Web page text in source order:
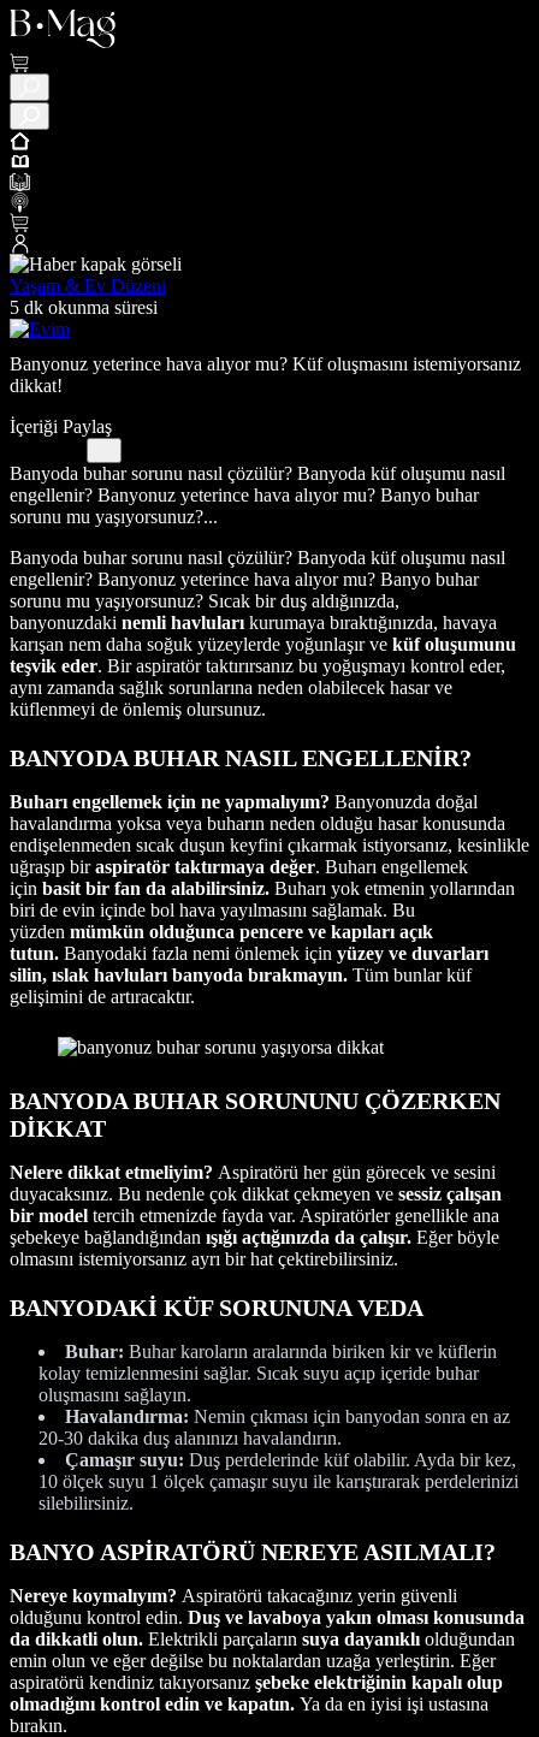
Yaşam & Ev Düzeni
5 dk okunma süresi
Banyonuz yeterince hava alıyor mu? Küf oluşmasını istemiyorsanız
dikkat!
İçeriği Paylaş
Banyoda buhar sorunu nasıl çözülür? Banyoda küf oluşumu nasıl
engellenir? Banyonuz yeterince hava alıyor mu? Banyo buhar
sorunu mu yaşıyorsunuz?...
Banyoda buhar sorunu nasıl çözülür? Banyoda küf oluşumu nasıl
engellenir? Banyonuz yeterince hava alıyor mu? Banyo buhar
sorunu mu yaşıyorsunuz? Sıcak bir duş aldığınızda,
banyonuzdaki nemli havluları kurumaya bıraktığınızda, havaya
karışan nem daha soğuk yüzeylerde yoğunlaşır ve küf oluşumunu
teşvik eder. Bir aspiratör taktırırsanız bu yoğuşmayı kontrol eder,
aynı zamanda sağlık sorunlarına neden olabilecek hasar ve
küflenmeyi de önlemiş olursunuz.
BANYODA BUHAR NASIL ENGELLENİR?
Buharı engellemek için ne yapmalıyım? Banyonuzda doğal
havalandırma yoksa veya buharın neden olduğu hasar konusunda
endişelenmeden sıcak duşun keyfini çıkarmak istiyorsanız, kesinlikle
uğraşıp biraspiratör taktırmaya değer. Buharı engellemek
için basit bir fan da alabilirsiniz. Buharı yok etmenin yollarından
biri de evin içinde bol hava yayılmasını sağlamak. Bu
yüzden mümkün olduğunca pencere ve kapıları açık
tutun. Banyodaki fazla nemi önlemek için yüzey ve duvarları
silin, ıslak havluları banyoda bırakmayın. Tüm bunlar küf
gelişimini de artıracaktır.
BANYODA BUHAR SORUNUNU ÇÖZERKEN
DİKKAT
Nelere dikkat etmeliyim? Aspiratörü her gün görecek ve sesini
duyacaksınız. Bu nedenle çok dikkat çekmeyen ve sessiz çalışan
bir model tercih etmenizde fayda var. Aspiratörler genellikle ana
şebekeye bağlandığından ışığı açtığınızda da çalışır. Eğer böyle
olmasını istemiyorsanız ayrı bir hat çektirebilirsiniz.
BANYODAKİ KÜF SORUNUNA VEDA
Buhar: Buhar karoların aralarında biriken kir ve küflerin
kolay temizlenmesini sağlar. Sıcak suyu açıp içeride buhar
oluşmasını sağlayın.
Havalandırma: Nemin çıkması için banyodan sonra en az
20-30 dakika duş alanınızı havalandırın.
Çamaşır suyu: Duş perdelerinde küf olabilir. Ayda bir kez,
10 ölçek suyu 1 ölçek çamaşır suyu ile karıştırarak perdelerinizi
silebilirsiniz.
BANYO ASPİRATÖRÜ NEREYE ASILMALI?
Nereye koymalıyım? Aspiratörü takacağınız yerin güvenli
olduğunu kontrol edin. Duş ve lavaboya yakın olması konusunda
da dikkatli olun. Elektrikli parçaların suya dayanıklı olduğundan
emin olun ve eğer değilse bu noktalardan uzağa yerleştirin. Eğer
aspiratörü kendiniz takıyorsanız şebeke elektriğinin kapalı olup
olmadığını kontrol edin ve kapatın. Ya da en iyisi işi ustasına
bırakın.